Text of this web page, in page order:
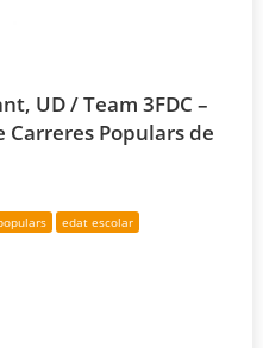
UD / Team 3FDC –
Carreres Populars de
edat escolar